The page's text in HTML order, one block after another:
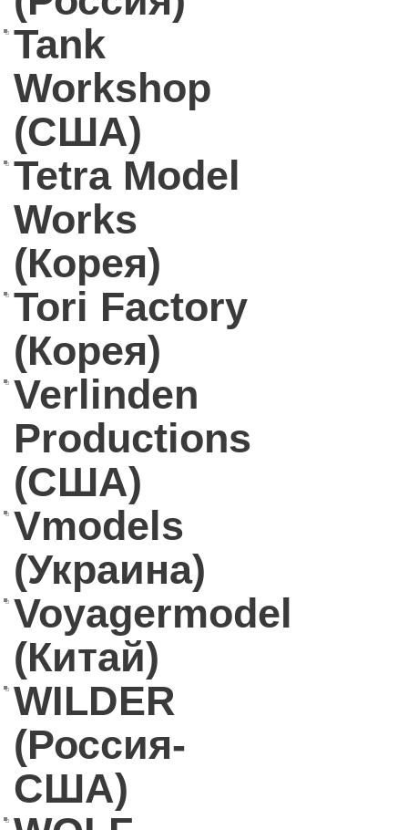
Tank
Workshop
(США)
Tetra Model
Works
(Корея)
Tori Factory
(Корея)
Verlinden
Productions
(США)
Vmodels
(Украина)
Voyagermodel
(Китай)
WILDER
(Россия-
США)